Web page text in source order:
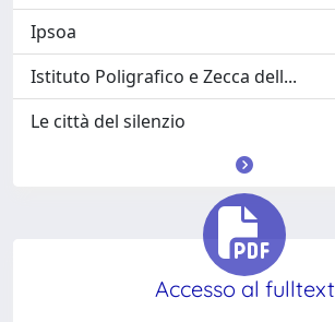
Ipsoa
Istituto Poligrafico e Zecca dell...
Le città del silenzio
Accesso al fulltext